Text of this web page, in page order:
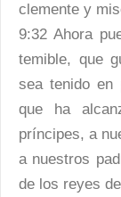
clemente y
9:32 Ahora
temible, que
sea tenido en
que ha
príncipes, a
a nuestros
de los reyes